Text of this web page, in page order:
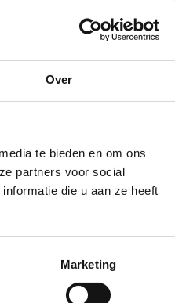
Over
te bieden en om ons
partners voor social
die u aan ze heeft
Marketing
tips
voor
glanzend